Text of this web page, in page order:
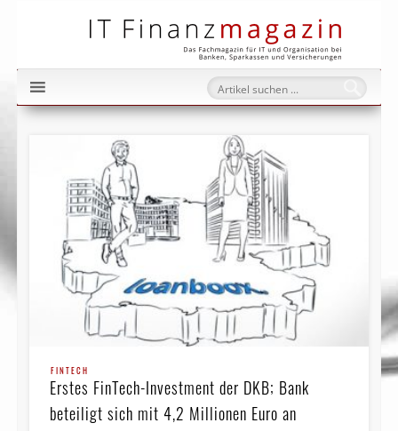
FINTECH
Erstes FinTech-Investment der DKB; Bank
beteiligt sich mit 4,2 Millionen Euro an